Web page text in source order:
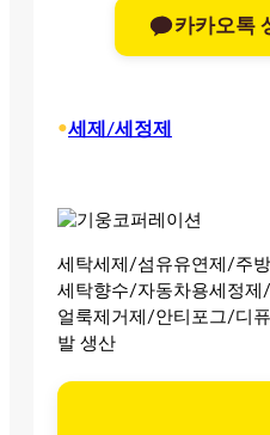
카카오톡
•세제/세정제
세탁세제/섬유유연제/주
세탁향수/자동차용세정제
얼룩제거제/안티포그/디
발 생산